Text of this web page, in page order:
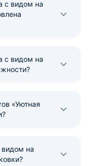
с видом на
с видом на
«Уютная
видом на